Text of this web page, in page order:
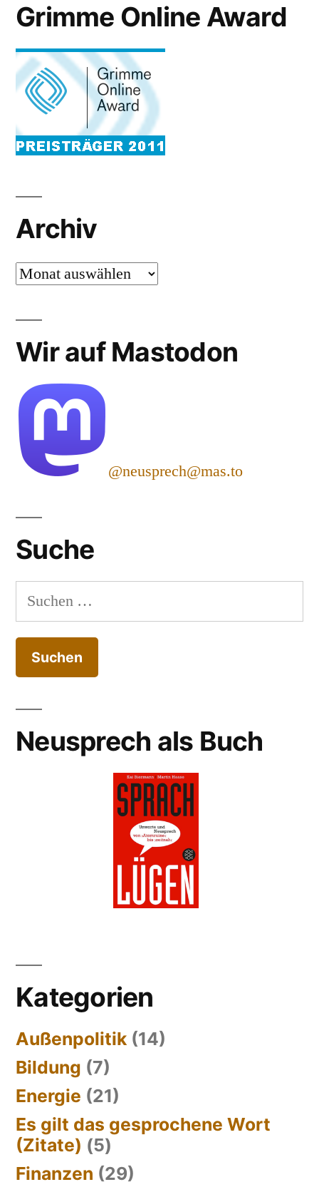
Grimme Online Award
Archiv
Archiv
Wir auf Mastodon
@neusprech@mas.to
Suche
Suchen
nach:
Neusprech als Buch
Kategorien
Außenpolitik (14)
Bildung (7)
Energie (21)
Es gilt das gesprochene Wort
(Zitate) (5)
Finanzen (29)